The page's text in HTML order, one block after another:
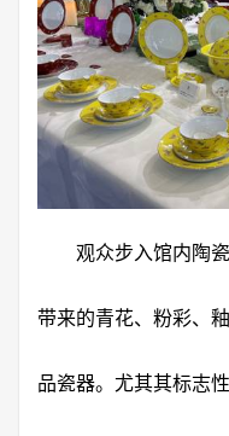
观众步入馆内陶
带来的青花、粉彩、
品瓷器。尤其其标志